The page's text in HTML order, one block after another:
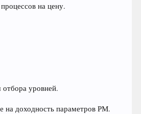
на цену.
уровней.
на доходность параметров РМ.